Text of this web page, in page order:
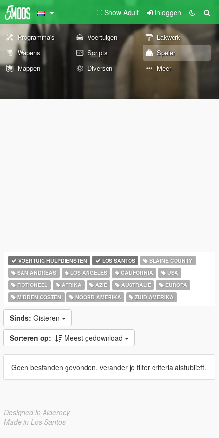
Show Adult Inloggen
Programma's Voertuigen
Lakwerk
Wapens
Scripts
Speler
Mappen
Diversen Meer
VOERTUIG HULPDIENSTEN LOS SANTOS
BLAINE COUNTY
SAN ANDREAS
LOS ANGELES CALIFORNIA
USA
FICTIONEEL
AFRIKA AZIË AUSTRALIË
EUROPA
MIDDEN OOSTEN
NOORD AMERIKA ZUID AMERIKA
Sinds: Gisteren
Sorteren op: Meest gedownload
Geen bestanden gevonden, verander je filter criteria alstublieft.
Designed in Alderney
Made in Los Santos